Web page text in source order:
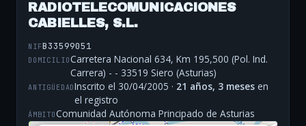
RADIOTELECOMUNICACIONES
CABIELLES, S.L.
NIFB33599051
DOMICILIOCarretera Nacional 634, Km 195,500 (Pol. Ind.
Carrera) - - 33519 Siero (Asturias)
ANTIGÜEDADInscrito el 30/04/2005 · 21 años, 3 meses en
el registro
ÁMBITOComunidad Autónoma Principado de Asturias